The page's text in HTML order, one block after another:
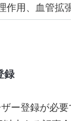
作用、血管拡
録
ー登録が必要